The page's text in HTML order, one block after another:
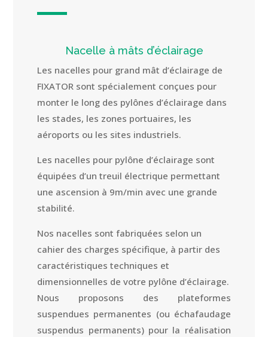
Nacelle à mâts d’éclairage
Les nacelles pour grand mât d’éclairage de
FIXATOR sont spécialement conçues pour
monter le long des pylônes d’éclairage dans
les stades, les zones portuaires, les
aéroports ou les sites industriels.
Les nacelles pour pylône d’éclairage sont
équipées d’un treuil électrique permettant
une ascension à 9m/min avec une grande
stabilité.
Nos nacelles sont fabriquées selon un
cahier des charges spécifique, à partir des
caractéristiques techniques et
dimensionnelles de votre pylône d’éclairage.
Nous proposons des plateformes
suspendues permanentes (ou échafaudage
suspendus permanents) pour la réalisation